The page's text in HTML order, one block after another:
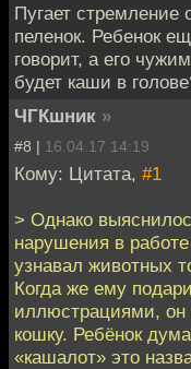
Пугает стремление
пеленок. Ребенок
говорит, а его
будет каши в
ЧГКшник »
#8 | 16.04.17 14:19
Кому: Цитата, #1
> Однако
нарушения в
узнавал животных
Когда же ему
иллюстрациями, он
кошку. Ребёнок
«кашалот» это